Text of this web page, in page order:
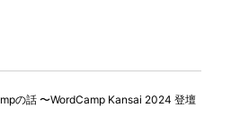
の話 〜WordCamp Kansai 2024 登壇